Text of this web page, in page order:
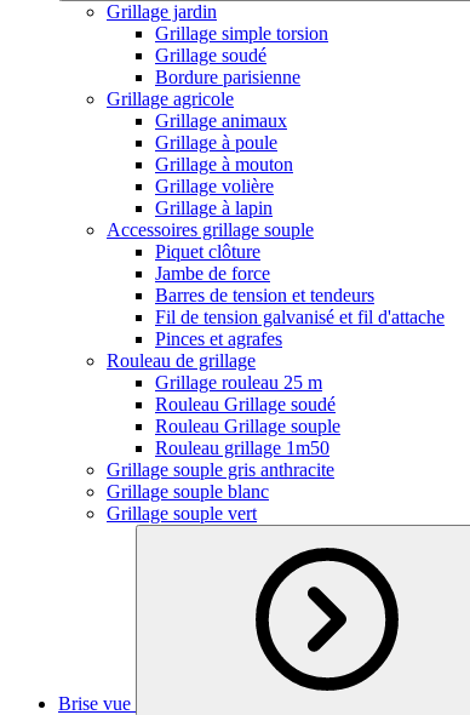
Grillage jardin
Grillage simple torsion
Grillage soudé
Bordure parisienne
Grillage agricole
Grillage animaux
Grillage à poule
Grillage à mouton
Grillage volière
Grillage à lapin
Accessoires grillage souple
Piquet clôture
Jambe de force
Barres de tension et tendeurs
Fil de tension galvanisé et fil d'attache
Pinces et agrafes
Rouleau de grillage
Grillage rouleau 25 m
Rouleau Grillage soudé
Rouleau Grillage souple
Rouleau grillage 1m50
Grillage souple gris anthracite
Grillage souple blanc
Grillage souple vert
Brise vue